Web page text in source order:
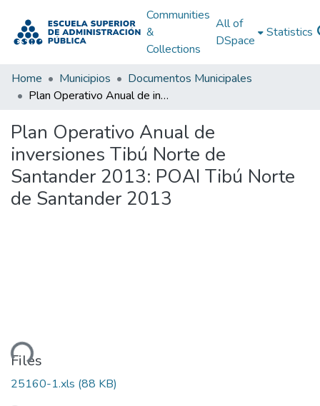
Communities
&
Collections
All of
DSpace
Statistics
Home Municipios
Documentos Municipales
Plan Operativo Anual de inversiones Tibú Norte de Santander 2013: POAI Tibú Norte de Santander 2013
Plan Operativo Anual de
inversiones Tibú Norte de
Santander 2013: POAI Tibú Norte
de Santander 2013
Files
25160-1.xls (88 KB)